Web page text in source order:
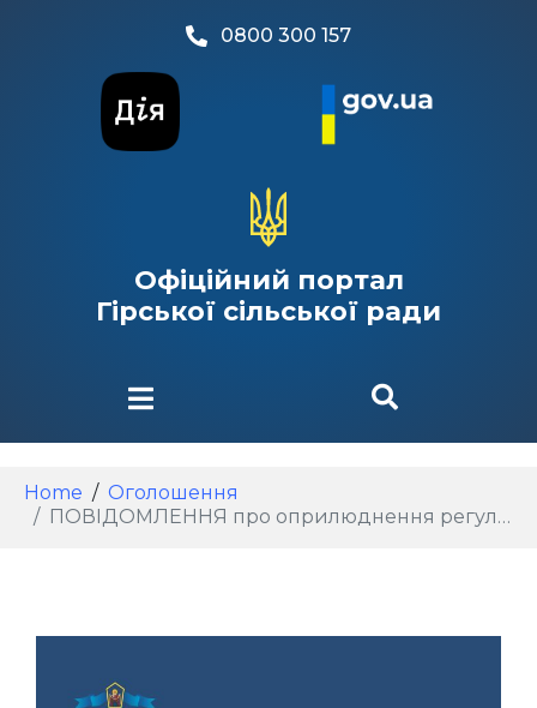
0800 300 157
Офіційний портал
Гірської сільської ради
Home
Оголошення
ПОВІДОМЛЕННЯ про оприлюднення регуляторного акта – проекту рішення Гірської сільської ради Бориспільського району Київської області «Про затвердження Положення про тимчасове користування окремими елементами благоустрою комунальної власності для розміщення тимчасових споруд та інших об’єктів для провадження підприємницької діяльності на території Гірської територіальної громади Бориспільського району Київської області»